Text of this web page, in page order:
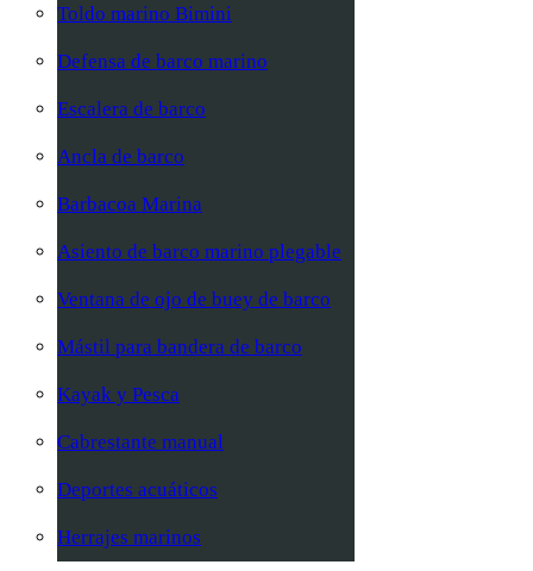
Toldo marino Bimini
Defensa de barco marino
Escalera de barco
Ancla de barco
Barbacoa Marina
Asiento de barco marino plegable
Ventana de ojo de buey de barco
Mástil para bandera de barco
Kayak y Pesca
Cabrestante manual
Deportes acuáticos
Herrajes marinos